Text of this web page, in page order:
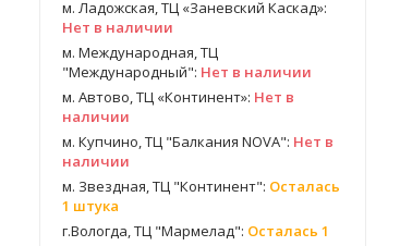
м. Ладожская, ТЦ «Заневский Каскад»:
Нет в наличии
м. Международная, ТЦ
"Международный": Нет в наличии
м. Автово, ТЦ «Континент»: Нет в
наличии
м. Купчино, ТЦ "Балкания NOVA": Нет в
наличии
м. Звездная, ТЦ "Континент": Осталась
1 штука
г.Вологда, ТЦ "Мармелад": Осталась 1